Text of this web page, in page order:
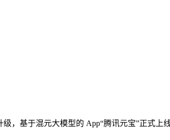
，基于混元大模型的 App“腾讯元宝”正式上